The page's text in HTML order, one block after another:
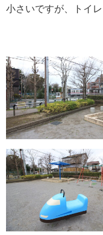
小さいですが、トイ